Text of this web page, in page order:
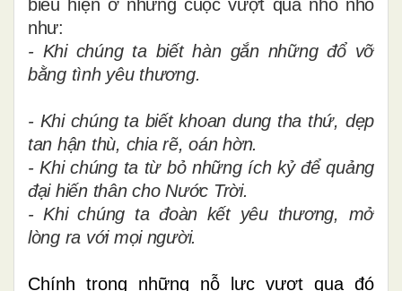
biểu hiện ở những cuộc vượt qua nho nhỏ
như:
- Khi chúng ta biết hàn gắn những đổ vỡ
bằng tình yêu thương.
- Khi chúng ta biết khoan dung tha thứ, dẹp
tan hận thù, chia rẽ, oán hờn.
- Khi chúng ta từ bỏ những ích kỷ để quảng
đại hiến thân cho Nước Trời.
- Khi chúng ta đoàn kết yêu thương, mở
lòng ra với mọi người.
Chính trong những nỗ lực vượt qua đó